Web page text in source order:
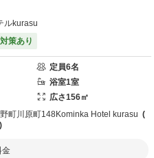
ルkurasu
策あり
定員6名
浴室1室
広さ156㎡
町川原町148Kominka Hotel kurasu
金